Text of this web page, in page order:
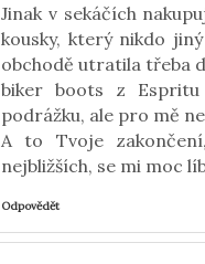
Jinak v sekáčích
kousky, který nikdo
obchodě utratila třeba
biker boots z
podrážku, ale pro mě
A to Tvoje
nejbližších, se mi moc
Odpovědět